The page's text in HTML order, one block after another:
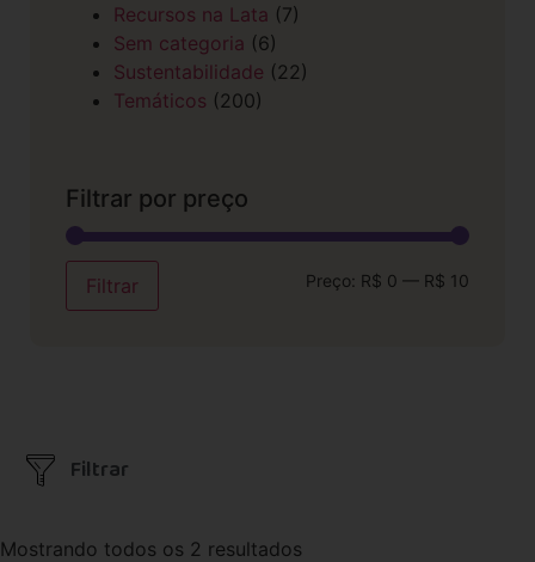
Recursos na Lata (7)
Sem categoria (6)
Sustentabilidade (22)
Temáticos (200)
Filtrar por preço
Filtrar Preço: R$ 0 — R$ 10
Filtrar
Mostrando todos os 2 resultados